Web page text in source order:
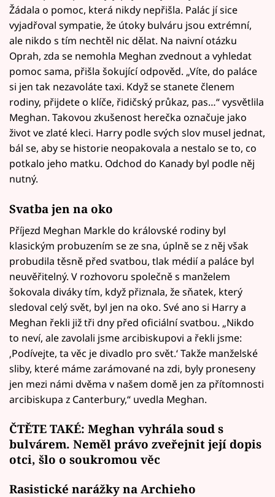
Žádala o pomoc, která nikdy nepřišla. Palác jí sice
vyjadřoval sympatie, že útoky bulváru jsou extrémní,
ale nikdo s tím nechtěl nic dělat. Na naivní otázku
Oprah, zda se nemohla Meghan zvednout a vyhledat
pomoc sama, přišla šokující odpověd. „Víte, do paláce
si jen tak nezavoláte taxi. Když se stanete členem
rodiny, přijdete o klíče, řidičský průkaz, pas…“ vysvětlila
Meghan. Takovou zkušenost herečka označuje jako
život ve zlaté kleci. Harry podle svých slov musel jednat,
bál se, aby se historie neopakovala a nestalo se to, co
potkalo jeho matku. Odchod do Kanady byl podle něj
nutný.
Svatba jen na oko
Příjezd Meghan Markle do královské rodiny byl
klasickým probuzením se ze sna, úplně se z něj však
probudila těsně před svatbou, tlak médií a paláce byl
neuvěřitelný. V rozhovoru společně s manželem
šokovala diváky tím, když přiznala, že sňatek, který
sledoval celý svět, byl jen na oko. Své ano si Harry a
Meghan řekli již tři dny před oficiální svatbou. „Nikdo
to neví, ale zavolali jsme arcibiskupovi a řekli jsme:
‚Podívejte, ta věc je divadlo pro svět.‘ Takže manželské
sliby, které máme zarámované na zdi, byly proneseny
jen mezi námi dvěma v našem domě jen za přítomnosti
arcibiskupa z Canterbury,“ uvedla Meghan.
ČTĚTE TAKÉ: Meghan vyhrála soud s
bulvárem. Neměl právo zveřejnit její dopis
otci, šlo o soukromou věc
Rasistické narážky na Archieho